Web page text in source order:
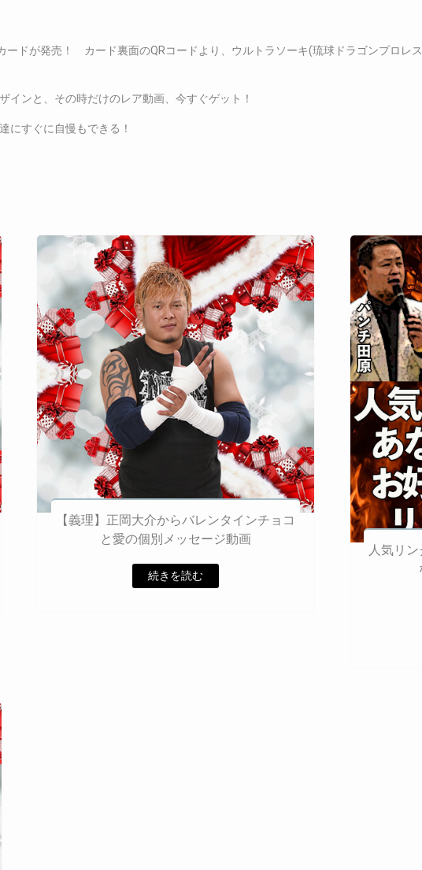
ドが発売！ カード裏面のQRコードより、ウルトラソーキ(琉球ドラゴンプロレ
ンと、その時だけのレア動画、今すぐゲット！
にすぐに自慢もできる！
【義理】正岡大介からバレンタインチョコ
と愛の個別メッセージ動画
続きを読む
人気リ